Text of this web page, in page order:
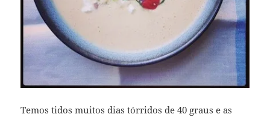
Temos tidos muitos dias tórridos de 40 graus e as